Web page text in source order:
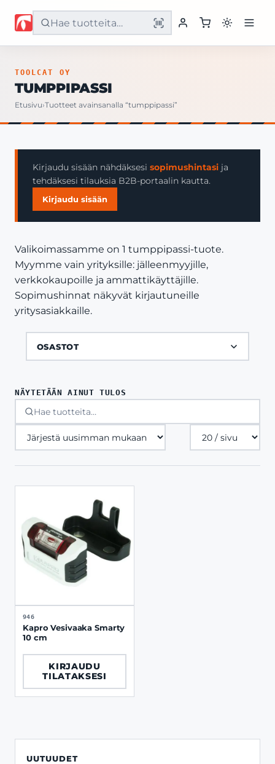
Etusivu
Yritys
Yhteystiedot
TOOLCAT OY
TUMPPIPASSI
Etusivu›Tuotteet avainsanalla “tumppipassi”
Kirjaudu sisään nähdäksesi sopimushintasi ja
tehdäksesi tilauksia B2B-portaalin kautta.
Kirjaudu sisään
Valikoimassamme on 1 tumppipassi-tuote.
Myymme vain yrityksille: jälleenmyyjille,
verkkokaupoille ja ammattikäyttäjille.
Sopimushinnat näkyvät kirjautuneille
yritysasiakkaille.
OSASTOT
UUTUUDET
NÄYTETÄÄN AINUT TULOS
Tuotteita
sivulla
946
Kapro Vesivaaka Smarty
10 cm
KIRJAUDU
TILATAKSESI